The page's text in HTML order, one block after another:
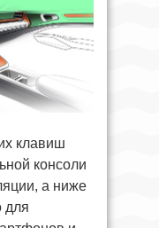
клавиш
консоли
а ниже
для